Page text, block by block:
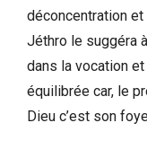
déconcentration
Jéthro le suggéra
dans la vocation
équilibrée car, le
Dieu c’est son